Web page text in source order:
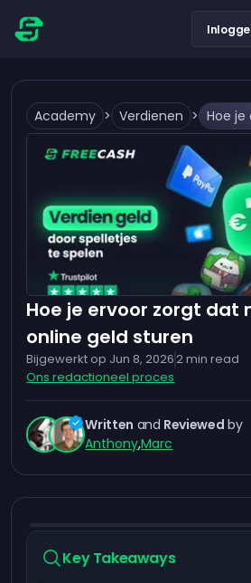
Academy > Verdienen >
Hoe je ervoor zorgt dat
online geld sturen
Bijgewerkt op Jun 8, 20262min read
Ons redactioneel proces
Written and Reviewed by
Anthony,Marc
Key Takeaways